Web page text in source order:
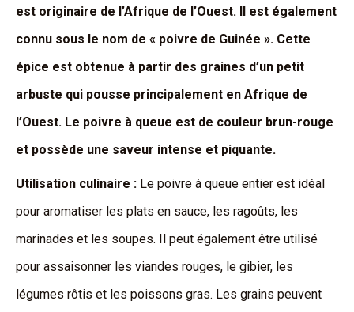
est originaire de l’Afrique de l’Ouest. Il est également
connu sous le nom de « poivre de Guinée ». Cette
épice est obtenue à partir des graines d’un petit
arbuste qui pousse principalement en Afrique de
l’Ouest. Le poivre à queue est de couleur brun-rouge
et possède une saveur intense et piquante.
Utilisation culinaire : Le poivre à queue entier est idéal
pour aromatiser les plats en sauce, les ragoûts, les
marinades et les soupes. Il peut également être utilisé
pour assaisonner les viandes rouges, le gibier, les
légumes rôtis et les poissons gras. Les grains peuvent